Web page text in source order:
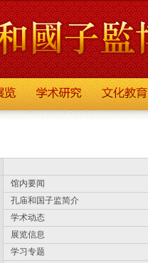
馆内要闻
孔庙和国子监简介
学术动态
展览信息
学习专题